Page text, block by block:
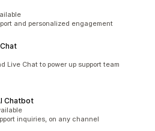
and personalized engagement
Live Chat to power up support team
Chatbot
inquiries, on any channel